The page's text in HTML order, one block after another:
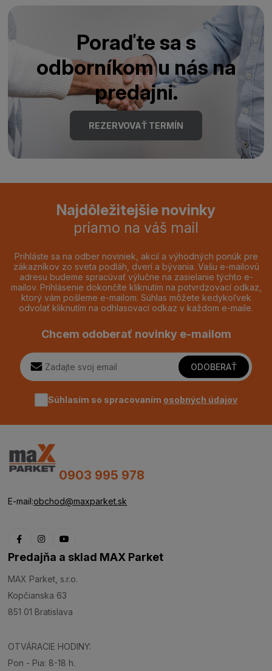
Poraďte sa s
odborníkom u nás na
predajni.
REZERVOVAŤ TERMÍN
Najdôležitejšie novinky
priamo na váš mail
Prihláste sa na odber noviniek, akcií a výhodných ponúk pre
zákazníkov zo sveta podláh, dverí a bývania. Vašu e-mailovú
adresu budeme spracúvať výlučne na zasielanie týchto e-
mailov. Prihlásenie dokončíte kliknutím na potvrdzovací odkaz,
ktorý vám pošleme e-mailom. Súhlas môžete kedykoľvek
odvolať kliknutím na odhlasovací odkaz v každom e-maile.
Chcem odoberať novinky e-mailom
ODOBERAŤ
Súhlasím so spracovaním osobných údajov
0903 995 978
E-mail:obchod@maxparket.sk
Predajňa a sklad MAX Parket
MAX Parket, s.r.o.
Kopčianska 63
851 01 Bratislava
OTVÁRACIE HODINY:
Pon - Pia: 8-18 h.